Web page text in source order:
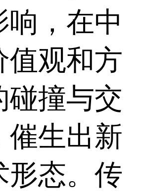
响，在中
值观和方
碰撞与交
催生出新
形态。传